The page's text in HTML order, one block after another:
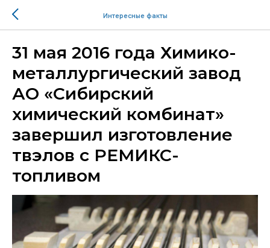
Интересные факты
31 мая 2016 года Химико-
металлургический завод
АО «Сибирский
химический комбинат»
завершил изготовление
твэлов с РЕМИКС-
топливом